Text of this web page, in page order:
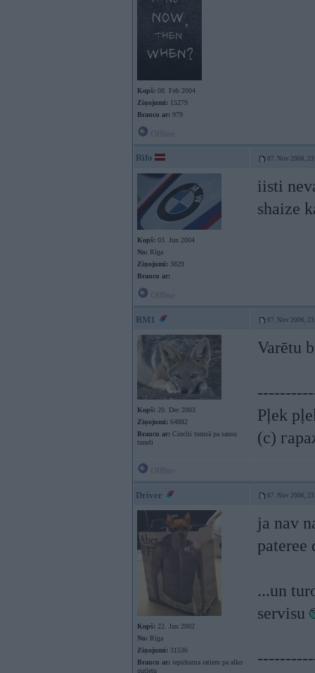
Kopš: 08. Feb 2004
Ziņojumi: 15279
Braucu ar: 979
Rifo 07. Nov 2006,
Kopš: 03. Jun 2004
No: Rīga
Ziņojumi: 3829
Braucu ar:
iisti
shaize
RM1 07. Nov 2006,
Kopš: 20. Dec 2003
Ziņojumi: 64882
Braucu ar: Cincīti tumsā pa sausu
tuneli
Varētu
Pļek
(c)
Driver 07. Nov 2006,
Kopš: 22. Jun 2002
No: Rīga
Ziņojumi: 31536
Braucu ar: iepirkuma ratiem pa alko
outletu
ja nav
...un
servisu